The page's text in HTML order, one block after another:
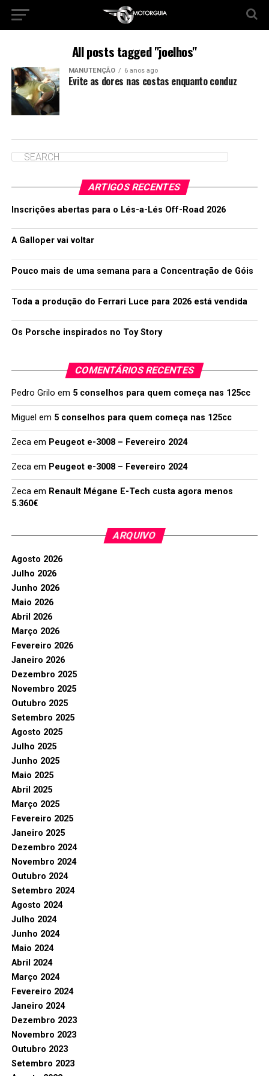
All posts tagged "joelhos"
MANUTENÇÃO 6 anos ago
Evite as dores nas costas enquanto conduz
ARTIGOS RECENTES
Inscrições abertas para o Lés-a-Lés Off-Road 2026
A Galloper vai voltar
Pouco mais de uma semana para a Concentração de Góis
Toda a produção do Ferrari Luce para 2026 está vendida
Os Porsche inspirados no Toy Story
COMENTÁRIOS RECENTES
Pedro Grilo em 5 conselhos para quem começa nas 125cc
Miguel em 5 conselhos para quem começa nas 125cc
Zecaem Peugeot e-3008 – Fevereiro 2024
Zecaem Peugeot e-3008 – Fevereiro 2024
Zecaem Renault Mégane E-Tech custa agora menos
5.360€
ARQUIVO
Agosto 2026
Julho 2026
Junho 2026
Maio 2026
Abril 2026
Março 2026
Fevereiro 2026
Janeiro 2026
Dezembro 2025
Novembro 2025
Outubro 2025
Setembro 2025
Agosto 2025
Julho 2025
Junho 2025
Maio 2025
Abril 2025
Março 2025
Fevereiro 2025
Janeiro 2025
Dezembro 2024
Novembro 2024
Outubro 2024
Setembro 2024
Agosto 2024
Julho 2024
Junho 2024
Maio 2024
Abril 2024
Março 2024
Fevereiro 2024
Janeiro 2024
Dezembro 2023
Novembro 2023
Outubro 2023
Setembro 2023